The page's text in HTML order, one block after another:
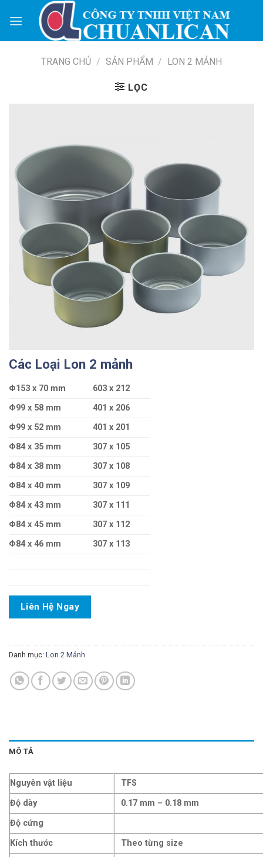
TRANG CHỦ / SẢN PHẨM / LON 2 MẢNH
LỌC
Các Loại Lon 2 mảnh
Φ153 x 70 mm
603 x 212
Φ99 x 58 mm
401 x 206
Φ99 x 52 mm
401 x 201
Φ84 x 35 mm
307 x 105
Φ84 x 38 mm
307 x 108
Φ84 x 40 mm
307 x 109
Φ84 x 43 mm
307 x 111
Φ84 x 45 mm
307 x 112
Φ84 x 46 mm
307 x 113
Liên Hệ Ngay
Danh mục: Lon 2 Mảnh
MÔ TẢ
Nguyên vật liệu
TFS
Độ dày
0.17 mm – 0.18 mm
Độ cứng
Kích thước
Theo từng size